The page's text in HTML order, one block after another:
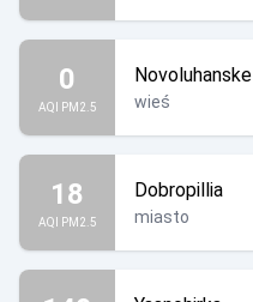
0
AQI PM2.5
Novoluhanske
wieś
18
AQI PM2.5
Dobropillia
miasto